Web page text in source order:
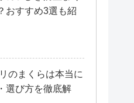
おすすめ3選も紹
のまくらは本当に
選び方を徹底解